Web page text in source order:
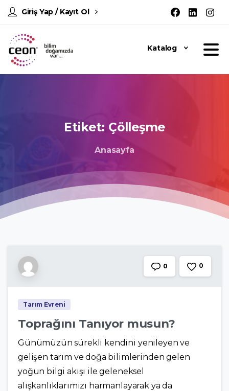
Giriş Yap / Kayıt Ol
Katalog
Etiket: Çölleşme
Anasayfa
0 0
Tarım Evreni
Toprağını Tanıyor musun?
Günümüzün sürekli kendini yenileyen ve
gelişen tarım ve doğa bilimlerinden gelen
yoğun bilgi akışı ile geleneksel
alışkanlıklarımızı harmanlayarak ya da